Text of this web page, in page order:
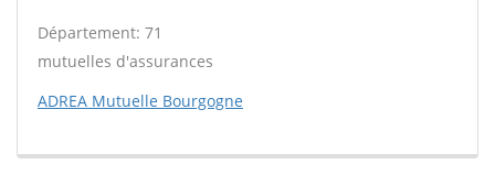
Département: 71
mutuelles d'assurances
ADREA Mutuelle Bourgogne